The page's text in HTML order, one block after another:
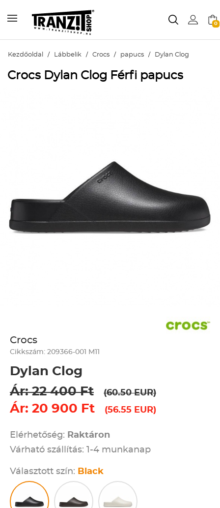
0
Kezdőoldal / Lábbelik / Crocs / papucs / Dylan Clog
Crocs Dylan Clog Férfi papucs
Crocs
Cikkszám: 209366-001 M11
Dylan Clog
Ár: 22 400 Ft
(60.50 EUR)
Ár: 20 900 Ft (56.55 EUR)
Elérhetőség: Raktáron
Várható szállítás: 1-4 munkanap
Választott szín: Black